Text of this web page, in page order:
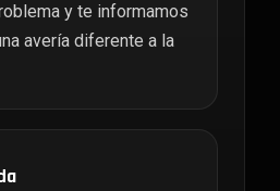
y te informamos
avería diferente a la